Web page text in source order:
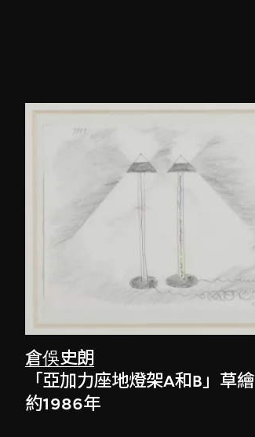
倉俁史朗
「亞加力座地燈架A和B」草繪
約1986年